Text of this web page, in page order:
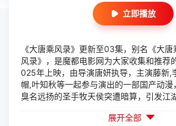
立即播放
《大唐乘风录》更新至03集，别名《大
风录》，是魔都电影网为大家收集和推荐
025年上映，由导演唐妍执导，主演藤新,
帽,叶知秋等一起参与演出的一部国产动漫
臭名远扬的圣手牧天侯突遭暗算，引发江
十年未见的妻子，也为找寻杀害师父的真
展开全部